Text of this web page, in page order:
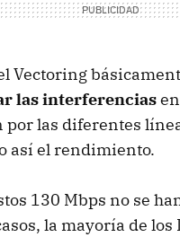
Vectoring
las interferencias
por las diferentes
así el rendimiento.
130 Mbps no se
la mayoría de los